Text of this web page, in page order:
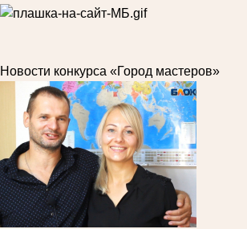
Новости конкурса «Город мастеров»